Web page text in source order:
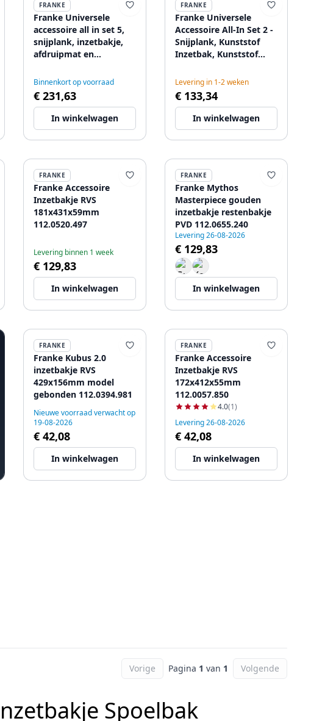
FRANKE
Franke Universele
accessoire all in set 5,
snijplank, inzetbakje,
afdruipmat en
112.0655.489
Binnenkort op voorraad
€ 231,63
In winkelwagen
FRANKE
Franke Universele
Accessoire All-In Set 2 -
Snijplank, Kunststof
Inzetbak, Kunststof
Brug 112.0655.482
Levering in 1-2 weken
€ 133,34
In winkelwagen
FRANKE
Franke Accessoire
Inzetbakje RVS
181x431x59mm
112.0520.497
Levering binnen 1 week
€ 129,83
In winkelwagen
FRANKE
Franke Mythos
Masterpiece gouden
inzetbakje restenbakje
PVD 112.0655.240
Levering 26-08-2026
€ 129,83
In winkelwagen
FRANKE
Franke Kubus 2.0
inzetbakje RVS
429x156mm model
gebonden 112.0394.981
Nieuwe voorraad verwacht op
19-08-2026
€ 42,08
In winkelwagen
FRANKE
Franke Accessoire
Inzetbakje RVS
172x412x55mm
112.0057.850
4.0(1)
Levering 26-08-2026
€ 42,08
In winkelwagen
Vorige Pagina 1 van 1 Volgende
Spoelbak